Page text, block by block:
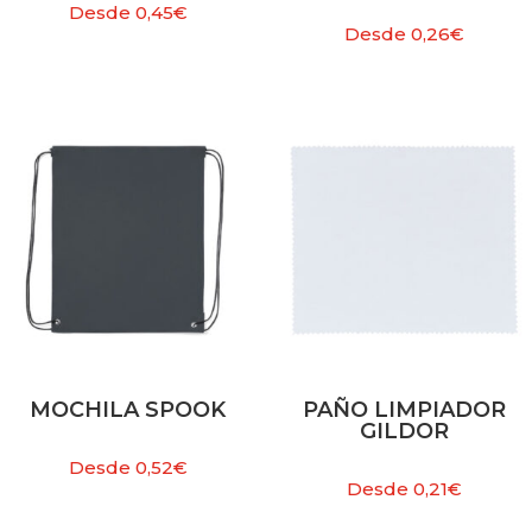
Desde 0,45€
Desde 0,26€
MOCHILA SPOOK
Desde 0,52€
PAÑO LIMPIADOR
GILDOR
Desde 0,21€